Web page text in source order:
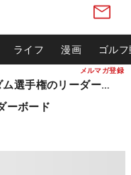
メルマガ登録
ライフ 漫画 ゴル
松山英樹ら出場 ウィンダム選手権のリーダーボード
ーボード